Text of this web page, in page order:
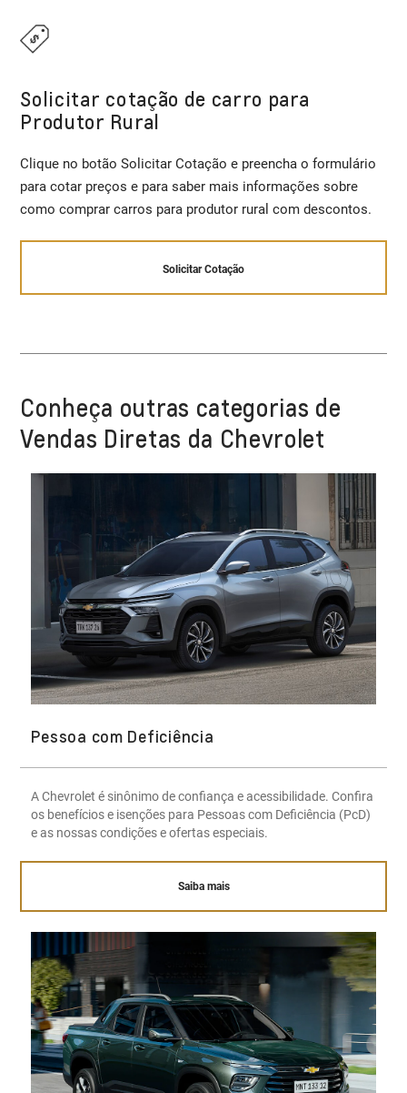
Solicitar cotação de carro para
Produtor Rural
Clique no botão Solicitar Cotação e preencha o formulário
para cotar preços e para saber mais informações sobre
como comprar carros para produtor rural com descontos.
Solicitar Cotação
Conheça outras categorias de
Vendas Diretas da Chevrolet
Pessoa com Deficiência
A Chevrolet é sinônimo de confiança e acessibilidade. Confira
os benefícios e isenções para Pessoas com Deficiência (PcD)
e as nossas condições e ofertas especiais.
Saiba mais